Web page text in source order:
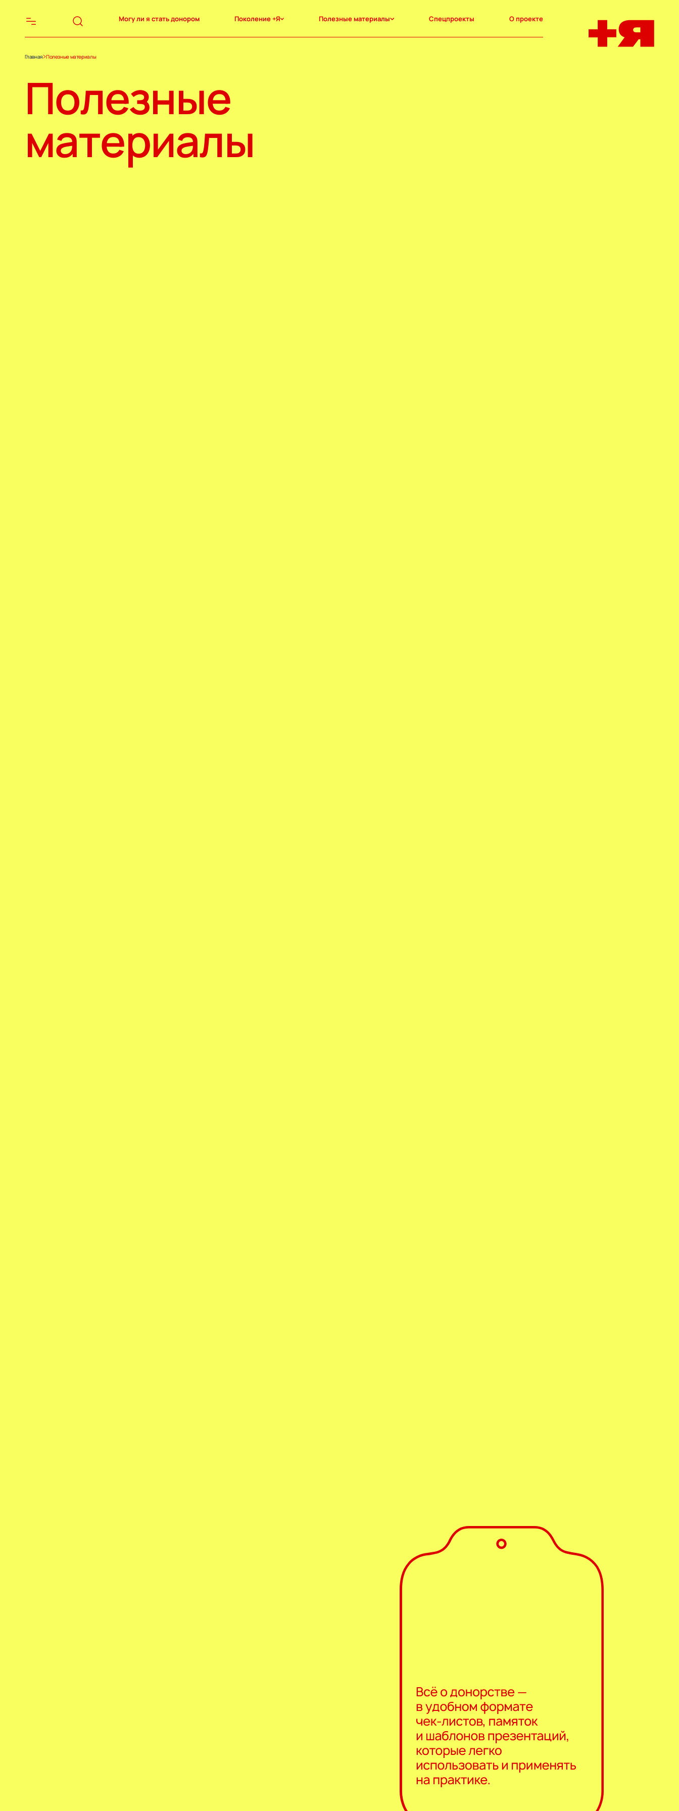
Могу ли я стать донором Поколение +Я Полезные материалы Спецпроекты О проекте
Главная Полезные материалы
Полезные
материалы